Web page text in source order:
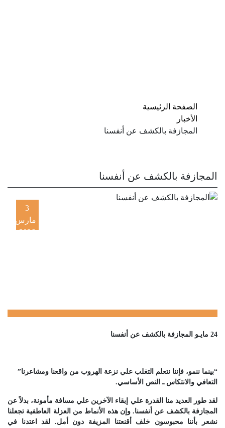
الصفحة الرئيسية
الأخبار
المجازفة بالكشف عن أنفسنا
المجازفة بالكشف عن أنفسنا
3
مارس
2026
24 مايـو المجازفة بالكشف عن أنفسنا
“بينما ننمو، فإننا نتعلم التغلب علي نزعة الهروب من واقعنا ومشاعرنا”
التعافي والانتكاس ـ النص الأساسي.
لقد طور العديد منا القدرة علي إبقاء الآخرين علي مسافة مأمونة، بدلاً عن
المجازفة بالكشف عن أنفسنا. وإن هذه الأنماط من العزلة العاطفية تجعلنا
نشعر بأننا محبوسون خلف أقنعتنا المزيفة دون أمل. لقد اعتدنا في